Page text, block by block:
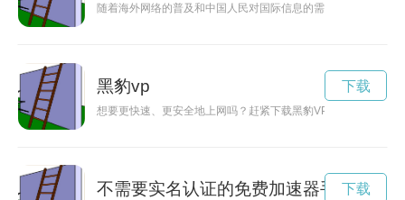
随着海外网络的普及和中国人民对国际信息的需求增加，加速
黑豹vp
想要更快速、更安全地上网吗？赶紧下载黑豹VPN（永久免费
下载
不需要实名认证的免费加速器手游下载